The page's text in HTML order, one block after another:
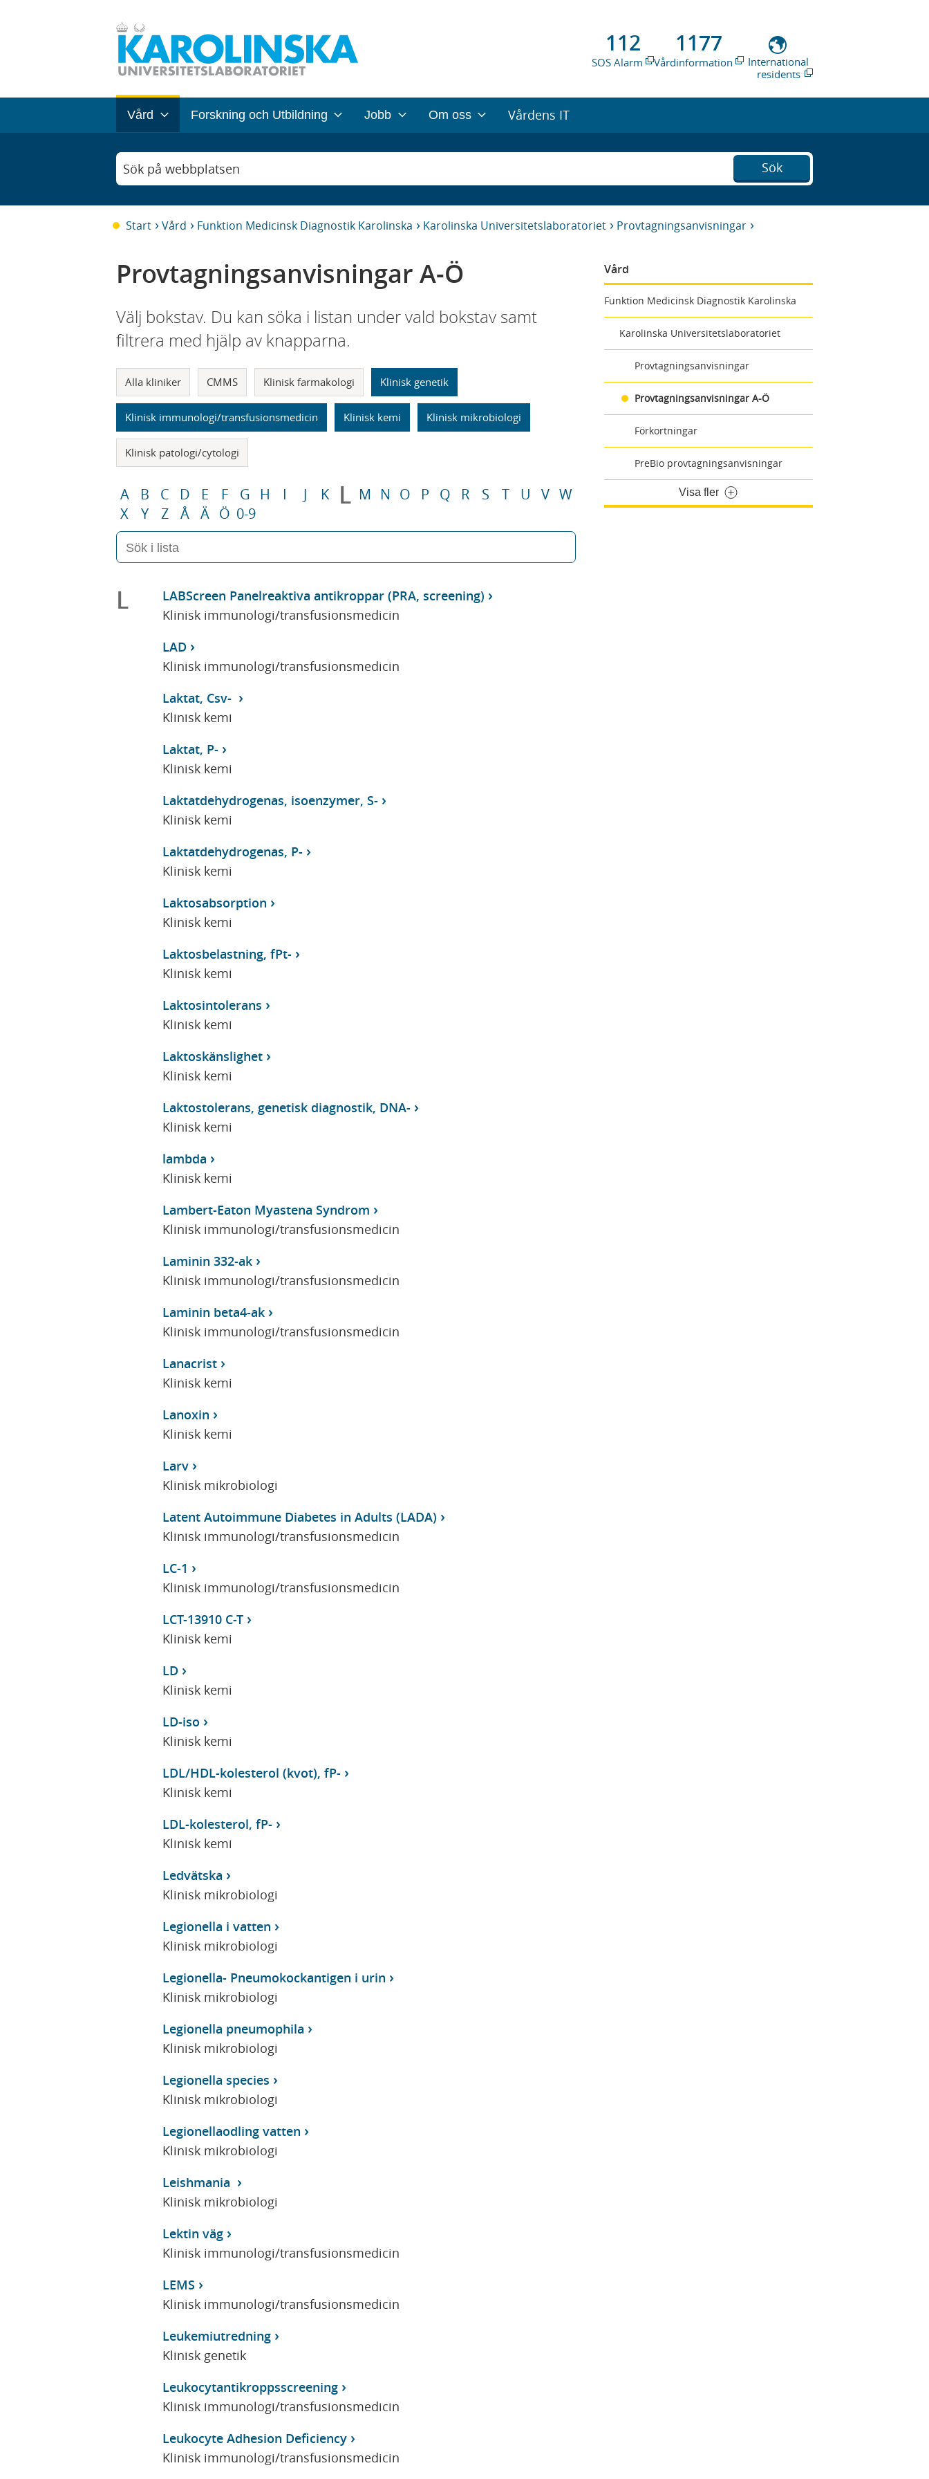
112
SOS Alarm
1177
Vårdinformation
International
residents
Vård Forskning och Utbildning Jobb Om oss Vårdens IT
Sök på webbplatsen Sök
Start Vård Funktion Medicinsk Diagnostik Karolinska Karolinska Universitetslaboratoriet Provtagningsanvisningar
Vård
Funktion Medicinsk Diagnostik Karolinska
Karolinska Universitetslaboratoriet
Provtagningsanvisningar
Provtagningsanvisningar A-Ö
Förkortningar
PreBio provtagningsanvisningar
Visa fler
Provtagningsanvisningar A-Ö
Välj bokstav. Du kan söka i listan under vald bokstav samt
filtrera med hjälp av knapparna.
Alla kliniker CMMS Klinisk farmakologi Klinisk genetik
Klinisk immunologi/transfusionsmedicin Klinisk kemi Klinisk mikrobiologi
Klinisk patologi/cytologi
A B C D E F G H I J K L M N O P Q R S T U V W
X
Y Z Å Ä Ö 0-9
L
LABScreen Panelreaktiva antikroppar (PRA, screening)
Klinisk immunologi/transfusionsmedicin
LAD
Klinisk immunologi/transfusionsmedicin
Laktat, Csv-
Klinisk kemi
Laktat, P-
Klinisk kemi
Laktatdehydrogenas, isoenzymer, S-
Klinisk kemi
Laktatdehydrogenas, P-
Klinisk kemi
Laktosabsorption
Klinisk kemi
Laktosbelastning, fPt-
Klinisk kemi
Laktosintolerans
Klinisk kemi
Laktoskänslighet
Klinisk kemi
Laktostolerans, genetisk diagnostik, DNA-
Klinisk kemi
lambda
Klinisk kemi
Lambert-Eaton Myastena Syndrom
Klinisk immunologi/transfusionsmedicin
Laminin 332-ak
Klinisk immunologi/transfusionsmedicin
Laminin beta4-ak
Klinisk immunologi/transfusionsmedicin
Lanacrist
Klinisk kemi
Lanoxin
Klinisk kemi
Larv
Klinisk mikrobiologi
Latent Autoimmune Diabetes in Adults (LADA)
Klinisk immunologi/transfusionsmedicin
LC-1
Klinisk immunologi/transfusionsmedicin
LCT-13910 C-T
Klinisk kemi
LD
Klinisk kemi
LD-iso
Klinisk kemi
LDL/HDL-kolesterol (kvot), fP-
Klinisk kemi
LDL-kolesterol, fP-
Klinisk kemi
Ledvätska
Klinisk mikrobiologi
Legionella i vatten
Klinisk mikrobiologi
Legionella- Pneumokockantigen i urin
Klinisk mikrobiologi
Legionella pneumophila
Klinisk mikrobiologi
Legionella species
Klinisk mikrobiologi
Legionellaodling vatten
Klinisk mikrobiologi
Leishmania
Klinisk mikrobiologi
Lektin väg
Klinisk immunologi/transfusionsmedicin
LEMS
Klinisk immunologi/transfusionsmedicin
Leukemiutredning
Klinisk genetik
Leukocytantikroppsscreening
Klinisk immunologi/transfusionsmedicin
Leukocyte Adhesion Deficiency
Klinisk immunologi/transfusionsmedicin